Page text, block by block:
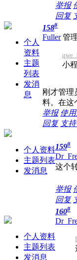
举报
回复
个人
资料
主题
列表
发消
息
158#
Fuller 管
小
刚才管理
料。在这
举报 使
回复 支持
个人资料
主题列表
发消息
159#
这个
举报
回复
个人资料
主题列表
发消息
160#